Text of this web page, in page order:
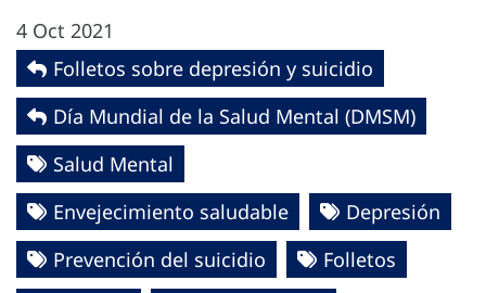
4 Oct 2021
Folletos sobre depresión y suicidio
Día Mundial de la Salud Mental (DMSM)
Salud Mental
Envejecimiento saludable
Depresión
Prevención del suicidio
Folletos